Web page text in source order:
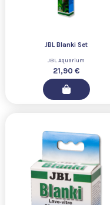
JBL Blanki Set
JBL Aquarium
21,90 €